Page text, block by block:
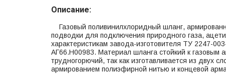
Описание:
Газовый поливинилхлоридный шланг,
подводки для подключения природного газа,
характеристикам завода-изготовителя ТУ 2247-
АГ66.Н00983. Материал шланга стойкий к газовым
трудногорючий, так как изготавливается из двух
армированием полиэфирной нитью и концевой